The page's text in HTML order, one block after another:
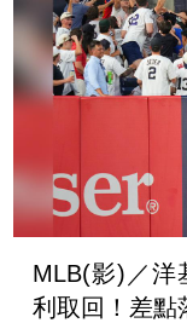
MLB(影)／洋
利取回！差點